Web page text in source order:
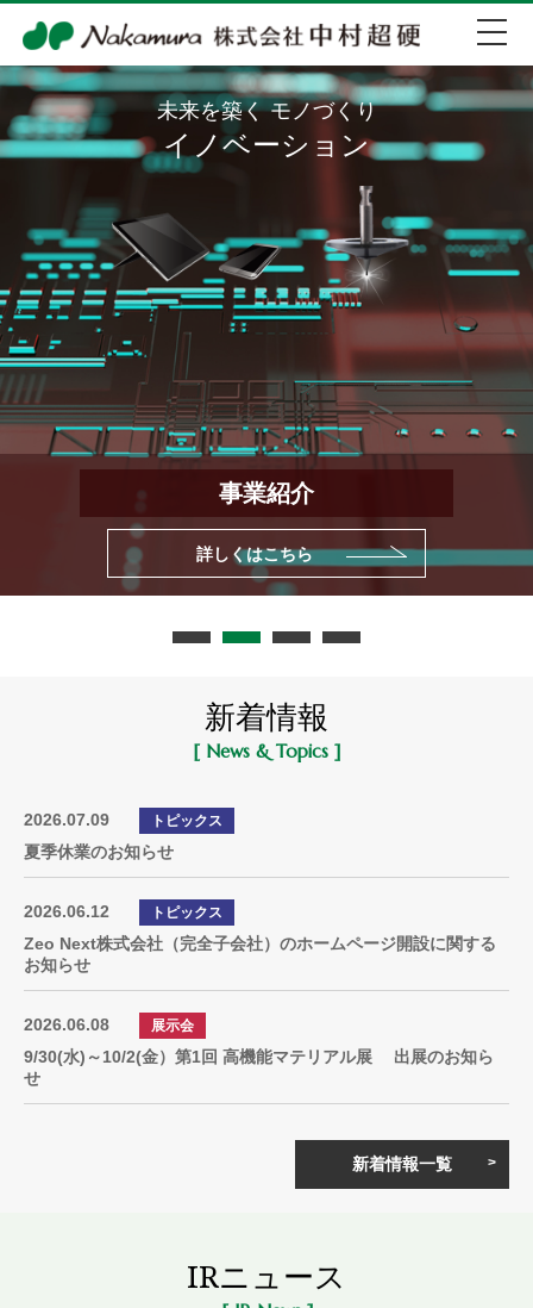
EN 中文
072-274-0007
会社紹介
事業紹介
IR情報
未来を築く モノづくり
イノベーション
事業紹介
詳しくはこちら
新着情報
[ News & Topics ]
2026.07.09 トピックス
夏季休業のお知らせ
2026.06.12 トピックス
Zeo Next株式会社（完全子会社）のホームページ開設に関する
お知らせ
2026.06.08 展示会
9/30(水)～10/2(金）第1回 高機能マテリアル展 出展のお知ら
せ
新着情報一覧
IRニュース